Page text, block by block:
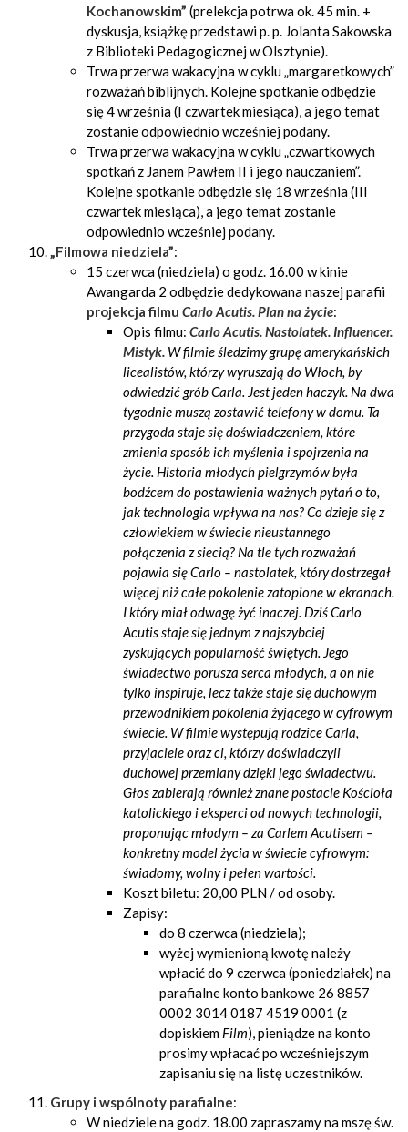
Kochanowskim” (prelekcja potrwa ok. 45 min. +
dyskusja, książkę przedstawi p. p. Jolanta Sakowska
z Biblioteki Pedagogicznej w Olsztynie).
Trwa przerwa wakacyjna w cyklu „margaretkowych”
rozważań biblijnych. Kolejne spotkanie odbędzie
się 4 września (I czwartek miesiąca), a jego temat
zostanie odpowiednio wcześniej podany.
Trwa przerwa wakacyjna w cyklu „czwartkowych
spotkań z Janem Pawłem II i jego nauczaniem”.
Kolejne spotkanie odbędzie się 18 września (III
czwartek miesiąca), a jego temat zostanie
odpowiednio wcześniej podany.
„Filmowa niedziela”:
15 czerwca (niedziela) o godz. 16.00 w kinie
Awangarda 2 odbędzie dedykowana naszej parafii
projekcja filmu Carlo Acutis. Plan na życie:
Opis filmu: Carlo Acutis. Nastolatek. Influencer.
Mistyk. W filmie śledzimy grupę amerykańskich
licealistów, którzy wyruszają do Włoch, by
odwiedzić grób Carla. Jest jeden haczyk. Na dwa
tygodnie muszą zostawić telefony w domu. Ta
przygoda staje się doświadczeniem, które
zmienia sposób ich myślenia i spojrzenia na
życie. Historia młodych pielgrzymów była
bodźcem do postawienia ważnych pytań o to,
jak technologia wpływa na nas? Co dzieje się z
człowiekiem w świecie nieustannego
połączenia z siecią? Na tle tych rozważań
pojawia się Carlo – nastolatek, który dostrzegał
więcej niż całe pokolenie zatopione w ekranach.
I który miał odwagę żyć inaczej. Dziś Carlo
Acutis staje się jednym z najszybciej
zyskujących popularność świętych. Jego
świadectwo porusza serca młodych, a on nie
tylko inspiruje, lecz także staje się duchowym
przewodnikiem pokolenia żyjącego w cyfrowym
świecie. W filmie występują rodzice Carla,
przyjaciele oraz ci, którzy doświadczyli
duchowej przemiany dzięki jego świadectwu.
Głos zabierają również znane postacie Kościoła
katolickiego i eksperci od nowych technologii,
proponując młodym – za Carlem Acutisem –
konkretny model życia w świecie cyfrowym:
świadomy, wolny i pełen wartości.
Koszt biletu: 20,00 PLN / od osoby.
Zapisy:
do 8 czerwca (niedziela);
wyżej wymienioną kwotę należy
wpłacić do 9 czerwca (poniedziałek) na
parafialne konto bankowe 26 8857
0002 3014 0187 4519 0001 (z
dopiskiem Film), pieniądze na konto
prosimy wpłacać po wcześniejszym
zapisaniu się na listę uczestników.
Grupy i wspólnoty parafialne:
W niedziele na godz. 18.00 zapraszamy na mszę św.